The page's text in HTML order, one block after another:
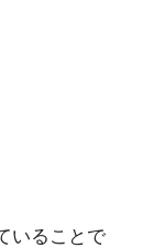
いることで